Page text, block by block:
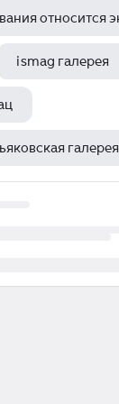
ismag галерея
галерея